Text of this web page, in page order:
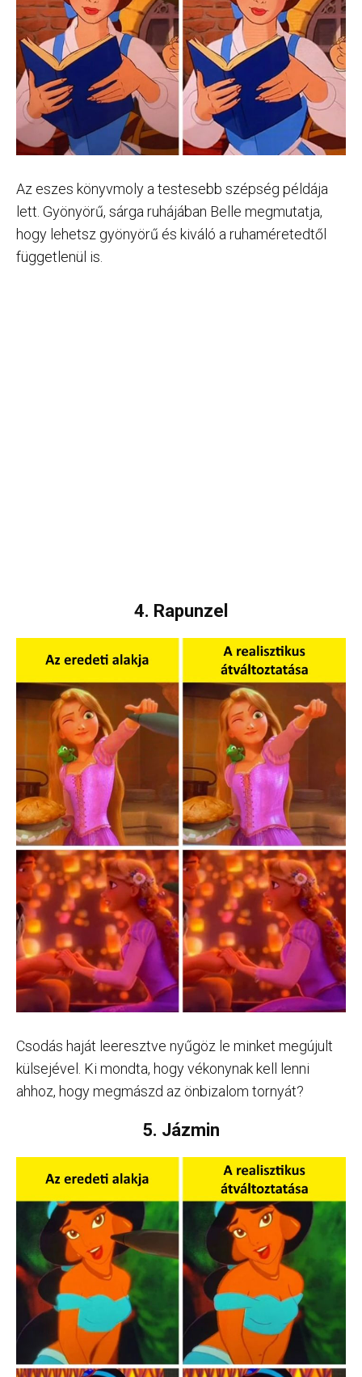
Az eszes könyvmoly a testesebb szépség példája
lett. Gyönyörű, sárga ruhájában Belle megmutatja,
hogy lehetsz gyönyörű és kiváló a ruhaméretedtől
függetlenül is.
4. Rapunzel
Csodás haját leeresztve nyűgöz le minket megújult
külsejével. Ki mondta, hogy vékonynak kell lenni
ahhoz, hogy megmászd az önbizalom tornyát?
5. Jázmin